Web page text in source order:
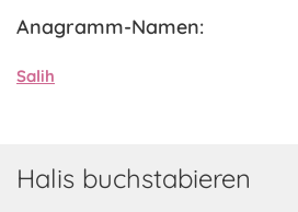
Anagramm-Namen:
Salih
Halis buchstabieren